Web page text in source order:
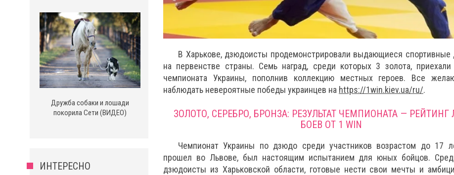
Дружба собаки и лошади
покорила Сети (ВИДЕО)
ИНТЕРЕСНО
В Харькове, дзюдоисты продемонстрировали выдающиеся спортивные
на первенстве страны. Семь наград, среди которых 3 золота,
чемпионата Украины, пополнив коллекцию местных героев. Все
наблюдать невероятные победы украинцев на https://1win.kiev.ua/ru/.
ЗОЛОТО, СЕРЕБРО, БРОНЗА: РЕЗУЛЬТАТ ЧЕМПИОНАТА —
БОЕВ ОТ 1 WIN
Чемпионат Украины по дзюдо среди участников возрастом до 17
прошел во Львове, был настоящим испытанием для юных бойцов.
дзюдоисты из Харьковской области, готовые нести свои мечты и